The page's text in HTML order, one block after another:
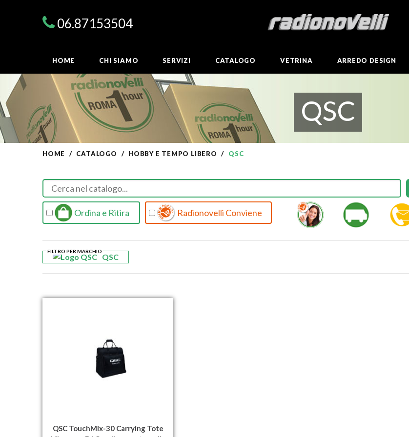
06.87153504
HOME CHI SIAMO SERVIZI CATALOGO VETRINA ARREDO DESIGN
QSC
HOME CATALOGO HOBBY E TEMPO LIBERO QSC
Ordina e Ritira Radionovelli Conviene
QSC
FILTRO PER MARCHIO
QSC TouchMix-30 Carrying Tote